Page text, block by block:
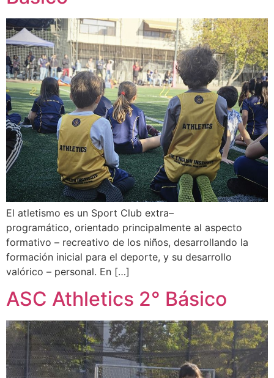
El atletismo es un Sport Club extra–
programático, orientado principalmente al aspecto
formativo – recreativo de los niños, desarrollando la
formación inicial para el deporte, y su desarrollo
valórico – personal. En […]
ASC Athletics 2° Básico